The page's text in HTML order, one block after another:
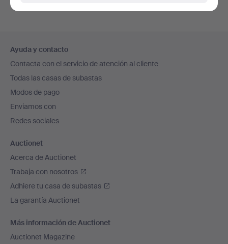
en
el
pie
de
página
Ayuda y contacto
Contacta con el servicio de atención al cliente
Todas las casas de subastas
Modos de pago
Enviamos con
Redes sociales
Auctionet
Acerca de Auctionet
Trabaja con nosotros
Adhiere tu casa de subastas
La garantía Auctionet
Más información de Auctionet
Auctionet Magazine